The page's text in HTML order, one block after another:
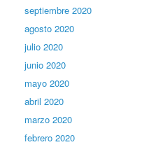
septiembre 2020
agosto 2020
julio 2020
junio 2020
mayo 2020
abril 2020
marzo 2020
febrero 2020